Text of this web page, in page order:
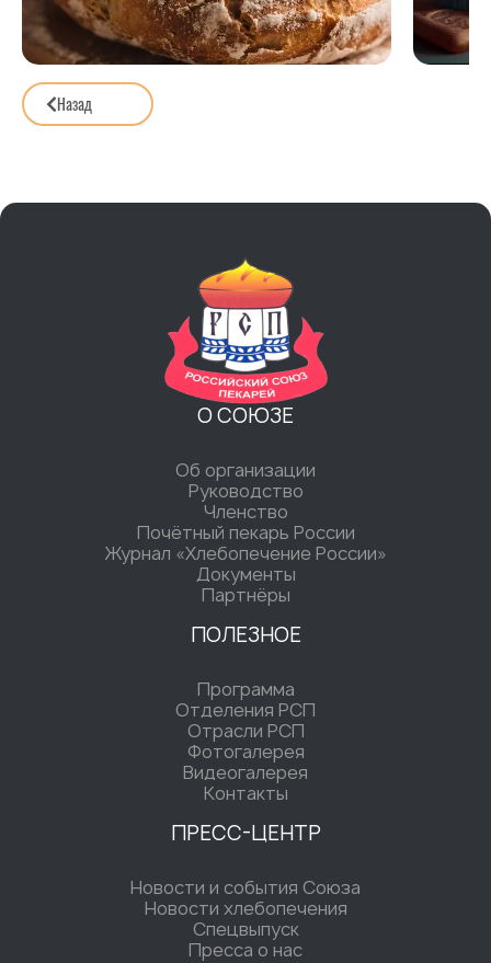
Назад
О СОЮЗЕ
Об организации
Руководство
Членство
Почётный пекарь России
Журнал «Хлебопечение России»
Документы
Партнёры
ПОЛЕЗНОЕ
Программа
Отделения РСП
Отрасли РСП
Фотогалерея
Видеогалерея
Контакты
ПРЕСС-ЦЕНТР
Новости и события Союза
Новости хлебопечения
Спецвыпуск
Пресса о нас